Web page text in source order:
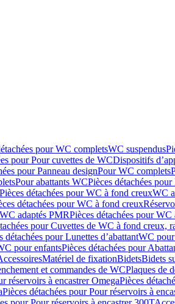
pour WC completsWC suspendus
pour Pour cuvettes de WCDispositifs
pour Panneau designPour WC complets
Pour abattants WCPièces détachées
Pièces détachées pour WC à fond creuxWC
détachées pour WC à fond creux
WC adaptés PMRPièces détachées pour WC
pour Cuvettes de WC à fond creux,
détachées pour Lunettes d’abattantWC
pour enfantsPièces détachées pour
Matériel de fixationBidetsBidets
et commandes de WCPlaques de
réservoirs à encastrer OmegaPièces
Pièces détachées pour Pour réservoirs à